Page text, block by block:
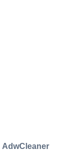
AdwCleaner لنظام التشغيل Windows 7 32/64 bit